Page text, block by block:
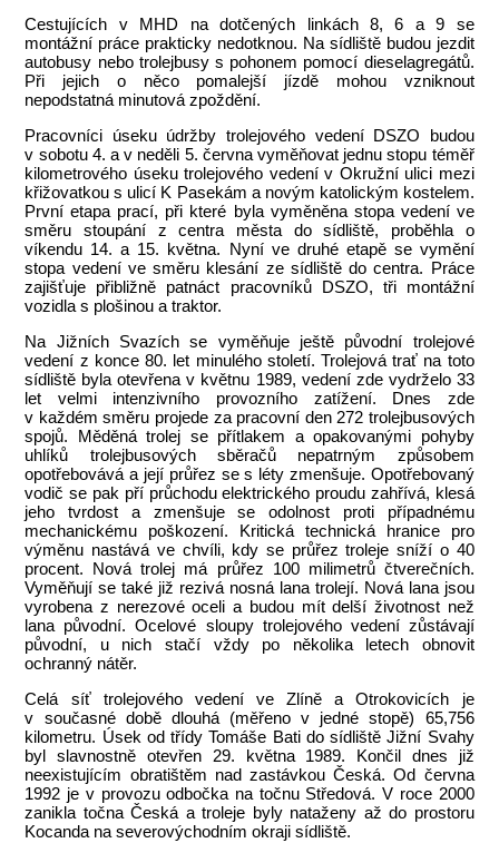
Cestujících v MHD na dotčených linkách 8, 6 a 9 se
montážní práce prakticky nedotknou. Na sídliště budou jezdit
autobusy nebo trolejbusy s pohonem pomocí dieselagregátů.
Při jejich o něco pomalejší jízdě mohou vzniknout
nepodstatná minutová zpoždění.
Pracovníci úseku údržby trolejového vedení DSZO budou
v sobotu 4. a v neděli 5. června vyměňovat jednu stopu téměř
kilometrového úseku trolejového vedení v Okružní ulici mezi
křižovatkou s ulicí K Pasekám a novým katolickým kostelem.
První etapa prací, při které byla vyměněna stopa vedení ve
směru stoupání z centra města do sídliště, proběhla o
víkendu 14. a 15. května. Nyní ve druhé etapě se vymění
stopa vedení ve směru klesání ze sídliště do centra. Práce
zajišťuje přibližně patnáct pracovníků DSZO, tři montážní
vozidla s plošinou a traktor.
Na Jižních Svazích se vyměňuje ještě původní trolejové
vedení z konce 80. let minulého století. Trolejová trať na toto
sídliště byla otevřena v květnu 1989, vedení zde vydrželo 33
let velmi intenzivního provozního zatížení. Dnes zde
v každém směru projede za pracovní den 272 trolejbusových
spojů. Měděná trolej se přítlakem a opakovanými pohyby
uhlíků trolejbusových sběračů nepatrným způsobem
opotřebovává a její průřez se s léty zmenšuje. Opotřebovaný
vodič se pak pří průchodu elektrického proudu zahřívá, klesá
jeho tvrdost a zmenšuje se odolnost proti případnému
mechanickému poškození. Kritická technická hranice pro
výměnu nastává ve chvíli, kdy se průřez troleje sníží o 40
procent. Nová trolej má průřez 100 milimetrů čtverečních.
Vyměňují se také již rezivá nosná lana trolejí. Nová lana jsou
vyrobena z nerezové oceli a budou mít delší životnost než
lana původní. Ocelové sloupy trolejového vedení zůstávají
původní, u nich stačí vždy po několika letech obnovit
ochranný nátěr.
Celá síť trolejového vedení ve Zlíně a Otrokovicích je
v současné době dlouhá (měřeno v jedné stopě) 65,756
kilometru. Úsek od třídy Tomáše Bati do sídliště Jižní Svahy
byl slavnostně otevřen 29. května 1989. Končil dnes již
neexistujícím obratištěm nad zastávkou Česká. Od června
1992 je v provozu odbočka na točnu Středová. V roce 2000
zanikla točna Česká a troleje byly nataženy až do prostoru
Kocanda na severovýchodním okraji sídliště.